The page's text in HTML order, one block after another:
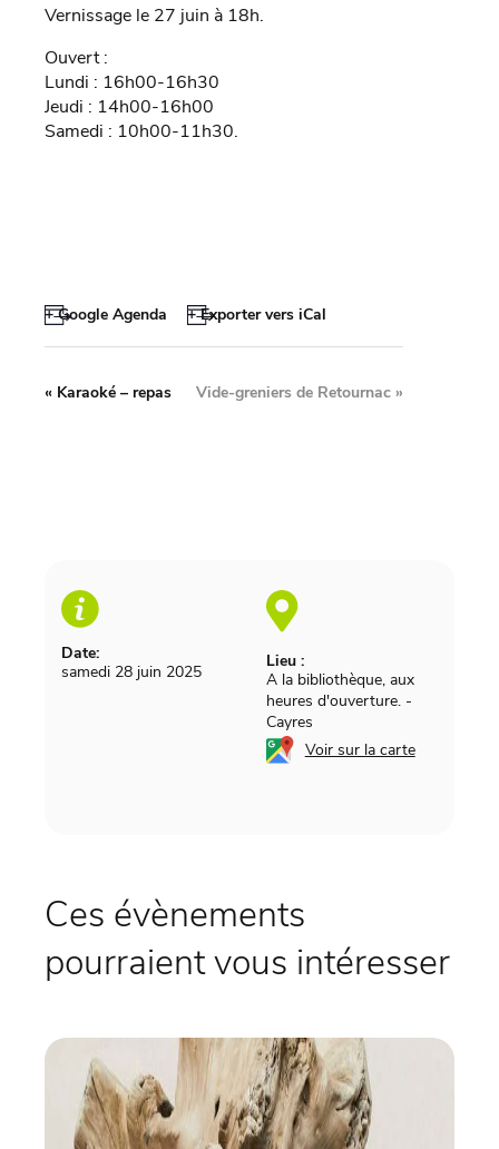
Vernissage le 27 juin à 18h.
Ouvert :
Lundi : 16h00-16h30
Jeudi : 14h00-16h00
Samedi : 10h00-11h30.
+ Google Agenda + Exporter vers iCal
Date:
samedi 28 juin 2025
Lieu :
A la bibliothèque, aux
heures d'ouverture. -
Cayres
Voir sur la carte
« Karaoké – repas Vide-greniers de Retournac »
Ces évènements
pourraient vous intéresser